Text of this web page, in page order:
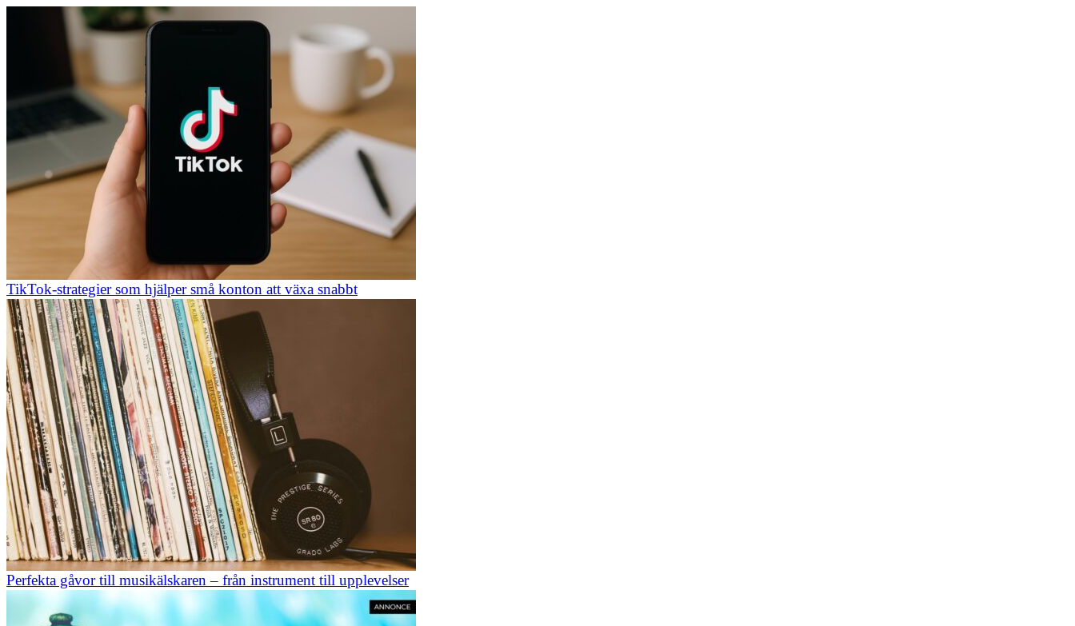
TikTok-strategier som hjälper små konton att växa snabbt
Perfekta gåvor till musikälskaren – från instrument till upplevelser